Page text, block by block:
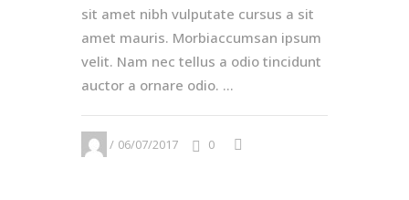
sit amet nibh vulputate cursus a sit
amet mauris. Morbiaccumsan ipsum
velit. Nam nec tellus a odio tincidunt
auctor a ornare odio. ...
06/07/2017 0